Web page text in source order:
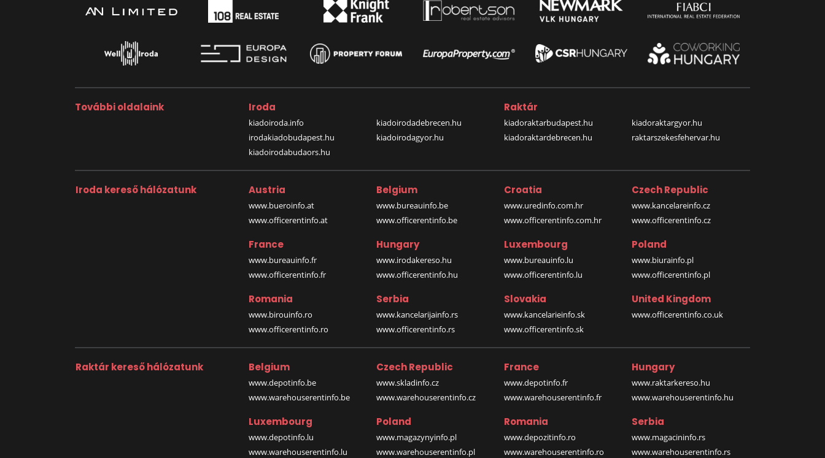
További oldalaink Iroda
kiadoiroda.info
irodakiadobudapest.hu
kiadoirodabudaors.hu
kiadoirodadebrecen.hu
kiadoirodagyor.hu
Raktár
kiadoraktarbudapest.hu
kiadoraktardebrecen.hu
kiadoraktargyor.hu
raktarszekesfehervar.hu
Iroda kereső hálózatunk Austria
www.bueroinfo.at
www.officerentinfo.at
Belgium
www.bureauinfo.be
www.officerentinfo.be
Croatia
www.uredinfo.com.hr
www.officerentinfo.com.hr
Czech Republic
www.kancelareinfo.cz
www.officerentinfo.cz
France
www.bureauinfo.fr
www.officerentinfo.fr
Hungary
www.irodakereso.hu
www.officerentinfo.hu
Luxembourg
www.bureauinfo.lu
www.officerentinfo.lu
Poland
www.biurainfo.pl
www.officerentinfo.pl
Romania
www.birouinfo.ro
www.officerentinfo.ro
Serbia
www.kancelarijainfo.rs
www.officerentinfo.rs
Slovakia
www.kancelarieinfo.sk
www.officerentinfo.sk
United Kingdom
www.officerentinfo.co.uk
Raktár kereső hálózatunk Belgium
www.depotinfo.be
www.warehouserentinfo.be
Czech Republic
www.skladinfo.cz
www.warehouserentinfo.cz
France
www.depotinfo.fr
www.warehouserentinfo.fr
Hungary
www.raktarkereso.hu
www.warehouserentinfo.hu
Luxembourg
www.depotinfo.lu
www.warehouserentinfo.lu
Poland
www.magazynyinfo.pl
www.warehouserentinfo.pl
Romania
www.depozitinfo.ro
www.warehouserentinfo.ro
Serbia
www.magacininfo.rs
www.warehouserentinfo.rs